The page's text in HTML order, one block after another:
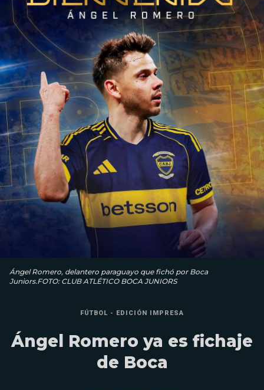
Ángel Romero, delantero paraguayo que fichó por Boca
Juniors.FOTO: CLUB ATLÉTICO BOCA JUNIORS
FÚTBOL - EDICIÓN IMPRESA
Ángel Romero ya es fichaje
de Boca